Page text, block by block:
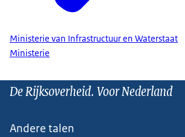
Ministerie van Infrastructuur en Waterstaat
Ministerie
De Rijksoverheid. Voor Nederland
Andere talen